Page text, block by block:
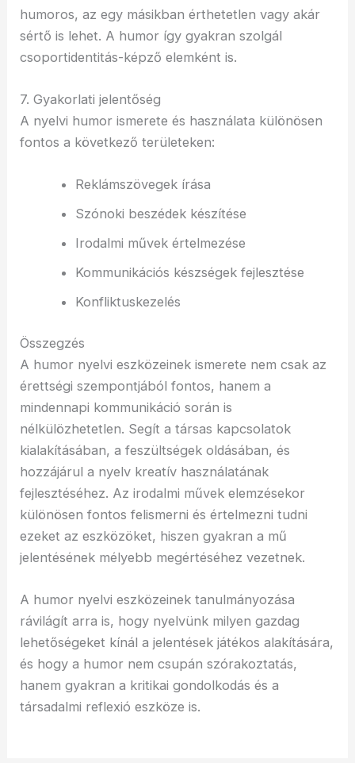
humoros, az egy másikban érthetetlen vagy akár
sértő is lehet. A humor így gyakran szolgál
csoportidentitás-képző elemként is.
7. Gyakorlati jelentőség
A nyelvi humor ismerete és használata különösen
fontos a következő területeken:
Reklámszövegek írása
Szónoki beszédek készítése
Irodalmi művek értelmezése
Kommunikációs készségek fejlesztése
Konfliktuskezelés
Összegzés
A humor nyelvi eszközeinek ismerete nem csak az
érettségi szempontjából fontos, hanem a
mindennapi kommunikáció során is
nélkülözhetetlen. Segít a társas kapcsolatok
kialakításában, a feszültségek oldásában, és
hozzájárul a nyelv kreatív használatának
fejlesztéséhez. Az irodalmi művek elemzésekor
különösen fontos felismerni és értelmezni tudni
ezeket az eszközöket, hiszen gyakran a mű
jelentésének mélyebb megértéséhez vezetnek.
A humor nyelvi eszközeinek tanulmányozása
rávilágít arra is, hogy nyelvünk milyen gazdag
lehetőségeket kínál a jelentések játékos alakítására,
és hogy a humor nem csupán szórakoztatás,
hanem gyakran a kritikai gondolkodás és a
társadalmi reflexió eszköze is.